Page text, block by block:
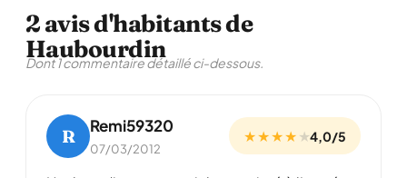
2 avis d'habitants de
Haubourdin
Dont 1 commentaire détaillé ci-dessous.
R Remi59320
07/03/2012
★ ★ ★ ★★4,0/5